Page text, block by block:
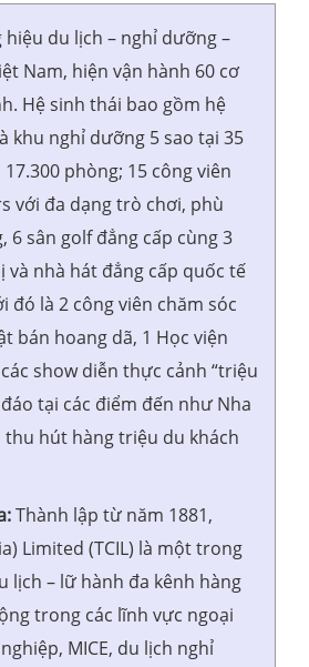
du lịch – nghỉ dưỡng –
Nam, hiện vận hành 60 cơ
Hệ sinh thái bao gồm hệ
khu nghỉ dưỡng 5 sao tại 35
phòng; 15 công viên
với đa dạng trò chơi, phù
sân golf đẳng cấp cùng 3
nhà hát đẳng cấp quốc tế
đó là 2 công viên chăm sóc
bán hoang dã, 1 Học viện
show diễn thực cảnh “triệu
tại các điểm đến như Nha
hút hàng triệu du khách
Thành lập từ năm 1881,
Limited (TCIL) là một trong
lịch – lữ hành đa kênh hàng
trong các lĩnh vực ngoại
MICE, du lịch nghỉ